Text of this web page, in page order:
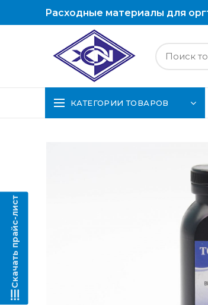
Расходные материалы для
КАТЕГОРИИ ТОВАРОВ
Скачать прайс-лист